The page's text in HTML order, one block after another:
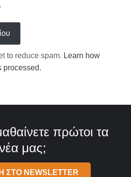
to reduce spam. Learn how
processed.
πρώτοι τα
μας;
ΣΤΟ NEWSLETTER